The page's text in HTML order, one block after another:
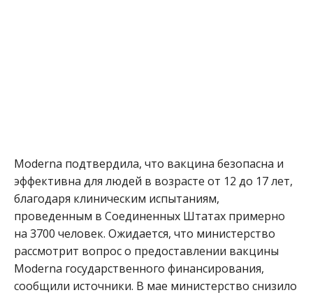
Moderna подтвердила, что вакцина безопасна и
эффективна для людей в возрасте от 12 до 17 лет,
благодаря клиническим испытаниям,
проведенным в Соединенных Штатах примерно
на 3700 человек. Ожидается, что министерство
рассмотрит вопрос о предоставлении вакцины
Moderna государственного финансирования,
сообщили источники. В мае министерство снизило